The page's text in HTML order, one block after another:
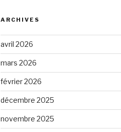
ARCHIVES
avril 2026
mars 2026
février 2026
décembre 2025
novembre 2025